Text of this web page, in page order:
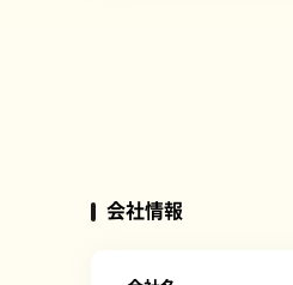
会社情報